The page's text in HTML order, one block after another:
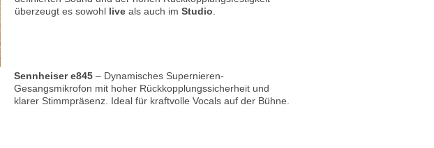
überzeugt es sowohl liveals auch im Studio
Sennheiser e845– Dynamisches Supernieren-
Gesangsmikrofon mit hoher Rückkopplungssicherheit und
klarer Stimmpräsenz. Ideal für kraftvolle Vocals auf der Bühne.